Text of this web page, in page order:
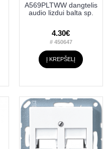
A569PLTWW dangtelis
audio lizdui balta sp.
4.30€
# 450647
Į KREPŠELĮ